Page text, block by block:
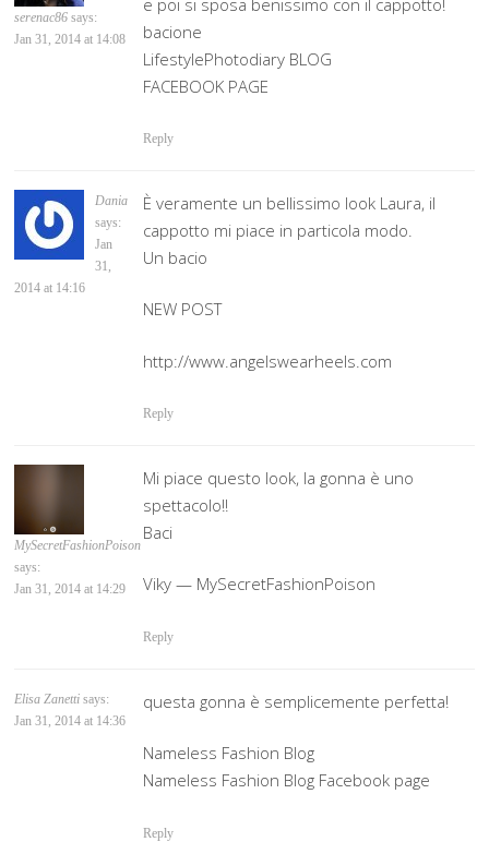
serenac86 says:
Jan 31, 2014 at 14:08
bacione
LifestylePhotodiary BLOG
FACEBOOK PAGE
Reply
Dania
says:
Jan
31,
2014 at 14:16
È veramente un bellissimo look Laura, il
cappotto mi piace in particola modo.
Un bacio
NEW POST
http://www.angelswearheels.com
Reply
MySecretFashionPoison
says:
Jan 31, 2014 at 14:29
Mi piace questo look, la gonna è uno
spettacolo!!
Baci
Viky — MySecretFashionPoison
Reply
Elisa Zanetti says:
Jan 31, 2014 at 14:36
questa gonna è semplicemente perfetta!
Nameless Fashion Blog
Nameless Fashion Blog Facebook page
Reply